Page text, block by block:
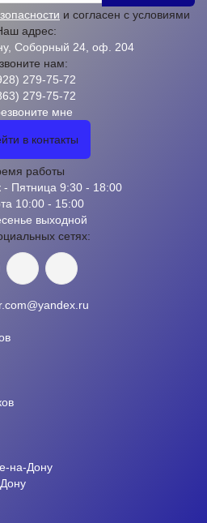
и согласен с условиями
адрес:
Соборный 24, оф. 204
нам:
279-75-72
279-75-72
мне
в контакты
работы
- Пятница 9:30 - 18:00
10:00 - 15:00
выходной
сетях:
на-Дону